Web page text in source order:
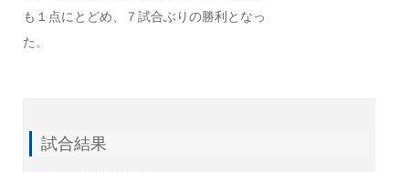
も１点にとどめ、７試合ぶりの勝利となっ
た。
試合結果